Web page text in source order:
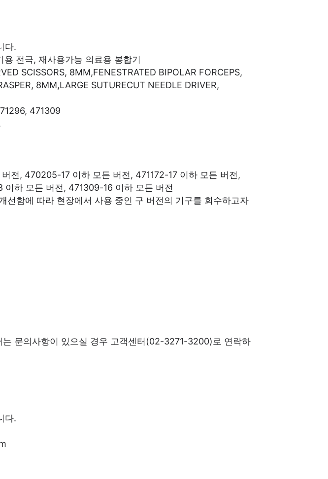
다.
전극, 재사용가능 의료용 봉합기
SCISSORS, 8MM,FENESTRATED BIPOLAR FORCEPS,
8MM,LARGE SUTURECUT NEEDLE DRIVER,
471309
전, 470205-17 이하 모든 버전, 471172-17 이하 모든 버전,
하 모든 버전, 471309-16 이하 모든 버전
함에 따라 현장에서 사용 중인 구 버전의 기구를 회수하고자
문의사항이 있으실 경우 고객센터(02-3271-3200)로 연락하
다.